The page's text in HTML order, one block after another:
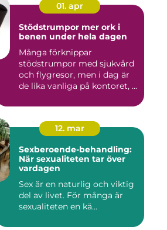
01. apr
Stödstrumpor mer ork i
benen under hela dagen
Många förknippar
stödstrumpor med sjukvård
och flygresor, men i dag är
de lika vanliga på kontoret, ...
12. mar
Sexberoende-behandling:
När sexualiteten tar över
vardagen
Sex är en naturlig och viktig
del av livet. För många är
sexualiteten en kä...